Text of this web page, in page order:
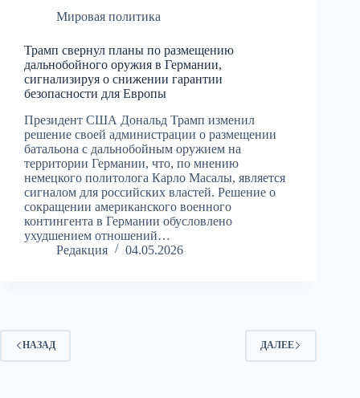
Мировая политика
Трамп свернул планы по размещению
дальнобойного оружия в Германии,
сигнализируя о снижении гарантии
безопасности для Европы
Президент США Дональд Трамп изменил
решение своей администрации о размещении
батальона с дальнобойным оружием на
территории Германии, что, по мнению
немецкого политолога Карло Масалы, является
сигналом для российских властей. Решение о
сокращении американского военного
контингента в Германии обусловлено
ухудшением отношений…
Редакция
04.05.2026
НАЗАД ДАЛЕЕ